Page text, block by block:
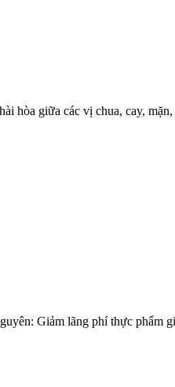
hòa giữa các vị chua, cay,
Giảm lãng phí thực phẩm